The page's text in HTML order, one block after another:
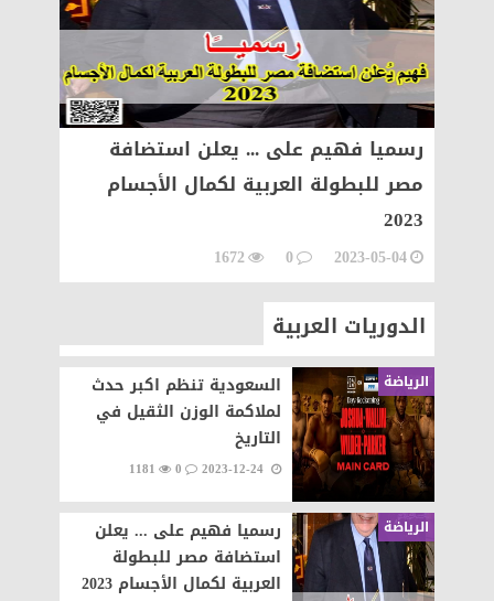
رسميا فهيم على ... يعلن استضافة
مصر للبطولة العربية لكمال الأجسام
2023
2023-05-04
0
1672
الدوريات العربية
الرياضة
السعودية تنظم اكبر حدث
لملاكمة الوزن الثقيل في
التاريخ
2023-12-24
0
1181
الرياضة
رسميا فهيم على ... يعلن
استضافة مصر للبطولة
العربية لكمال الأجسام 2023